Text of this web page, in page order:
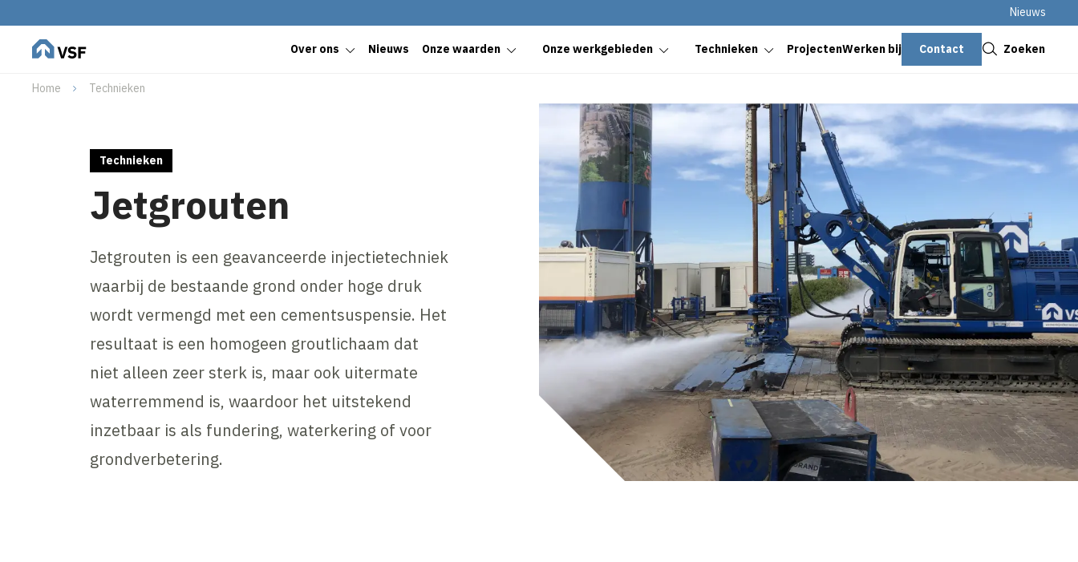
Nieuws
Over ons Nieuws Onze waarden Onze werkgebieden Technieken ProjectenWerken bij Contact Zoeken
Home Technieken
Technieken
Jetgrouten
Jetgrouten is een geavanceerde injectietechniek
waarbij de bestaande grond onder hoge druk
wordt vermengd met een cementsuspensie. Het
resultaat is een homogeen groutlichaam dat
niet alleen zeer sterk is, maar ook uitermate
waterremmend is, waardoor het uitstekend
inzetbaar is als fundering, waterkering of voor
grondverbetering.
Sluiten